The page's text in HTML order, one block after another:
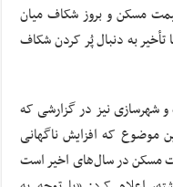
مسکن و بروز شکاف میان
تأخیر به دنبال پُر کردن شکاف
و شهرسازی نیز در گزارشی که
موضوع که افزایش ناگهانی
مسکن در سال‌های اخیر است